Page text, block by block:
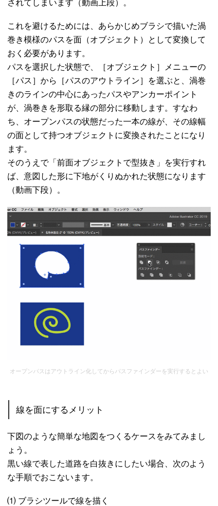
されてしまいます（動画上段）。
これを避けるためには、あらかじめブラシで描いた渦
巻き模様のパスを面（オブジェクト）として変換して
おく必要があります。
パスを選択した状態で、［オブジェクト］メニューの
［パス］から［パスのアウトライン］を選ぶと、渦巻
きのラインの中心にあったパスやアンカーポイント
が、渦巻きを形取る縁の部分に移動します。すなわ
ち、オープンパスの状態だった一本の線が、その線幅
の面として持つオブジェクトに変換されたことになり
ます。
そのうえで「前面オブジェクトで型抜き」を実行すれ
ば、意図した形に下地がくりぬかれた状態になります
（動画下段）。
オープンパスはアウトライン化してからパスファインダーを実行するとよい
線を面にするメリット
下図のような簡単な地図をつくるケースをみてみまし
ょう。
黒い線で表した道路を白抜きにしたい場合、次のよう
な手順でおこないます。
⑴ ブラシツールで線を描く